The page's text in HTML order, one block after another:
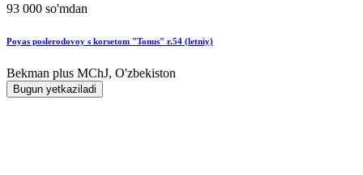
93 000 so'mdan
Poyas poslerodovoy s korsetom "Tonus" r.54 (letniy)
Bekman plus MChJ, O'zbekiston
Bugun yetkaziladi